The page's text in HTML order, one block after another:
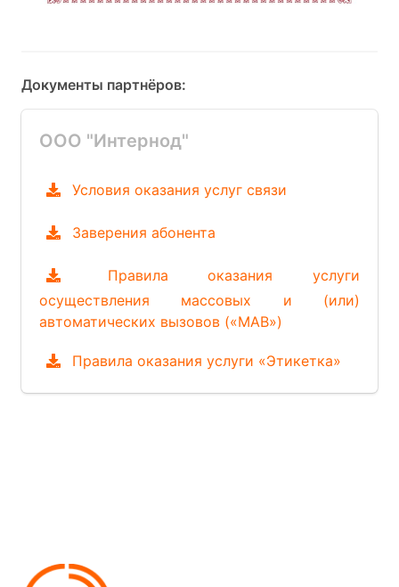
Документы партнёров:
ООО "Интернод"
Условия оказания услуг связи
Заверения абонента
Правила оказания услуги
осуществления массовых и (или)
автоматических вызовов («МАВ»)
Правила оказания услуги «Этикетка»